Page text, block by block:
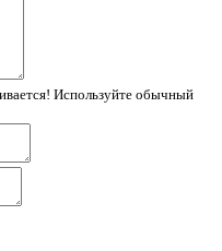
Используйте обычный